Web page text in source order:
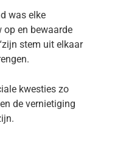
was elke
op en bewaarde
stem uit elkaar
kwesties zo
de vernietiging